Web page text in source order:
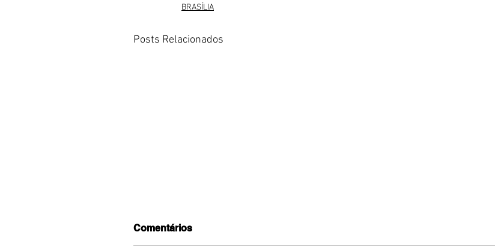
BRASÍLIA
Posts Relacionados
Comentários